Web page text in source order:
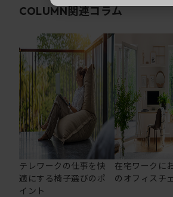
COLUMN関連コラム
テレワークの仕事を快
適にする椅子選びのポ
イント
在宅ワークに
のオフィスチ